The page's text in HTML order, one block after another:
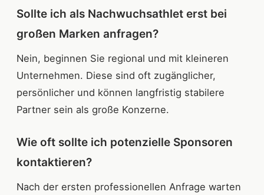
Sollte ich als Nachwuchsathlet erst bei
großen Marken anfragen?
Nein, beginnen Sie regional und mit kleineren
Unternehmen. Diese sind oft zugänglicher,
persönlicher und können langfristig stabilere
Partner sein als große Konzerne.
Wie oft sollte ich potenzielle Sponsoren
kontaktieren?
Nach der ersten professionellen Anfrage warten